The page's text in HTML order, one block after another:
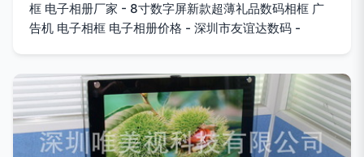
框 电子相册厂家 - 8寸数字屏新款超薄礼品数码相框 广
告机 电子相框 电子相册价格 - 深圳市友谊达数码 -